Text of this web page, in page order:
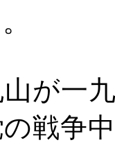
一九
戦争